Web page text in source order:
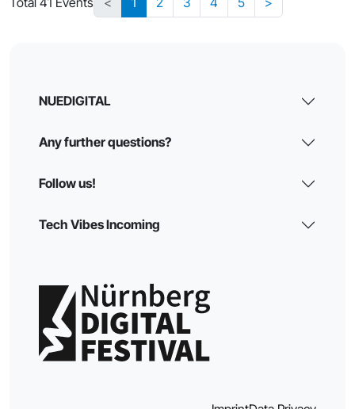
NUEDIGITAL
Any further questions?
Follow us!
Tech Vibes Incoming